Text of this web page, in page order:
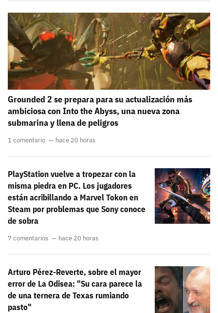
Grounded 2 se prepara para su actualización más
ambiciosa con Into the Abyss, una nueva zona
submarina y llena de peligros
1 comentario hace 20 horas
PlayStation vuelve a tropezar con la
misma piedra en PC. Los jugadores
están acribillando a Marvel Tokon en
Steam por problemas que Sony conoce
de sobra
7 comentarios hace 20 horas
Arturo Pérez-Reverte, sobre el mayor
error de La Odisea: "Su cara parece la
de una ternera de Texas rumiando
pasto"